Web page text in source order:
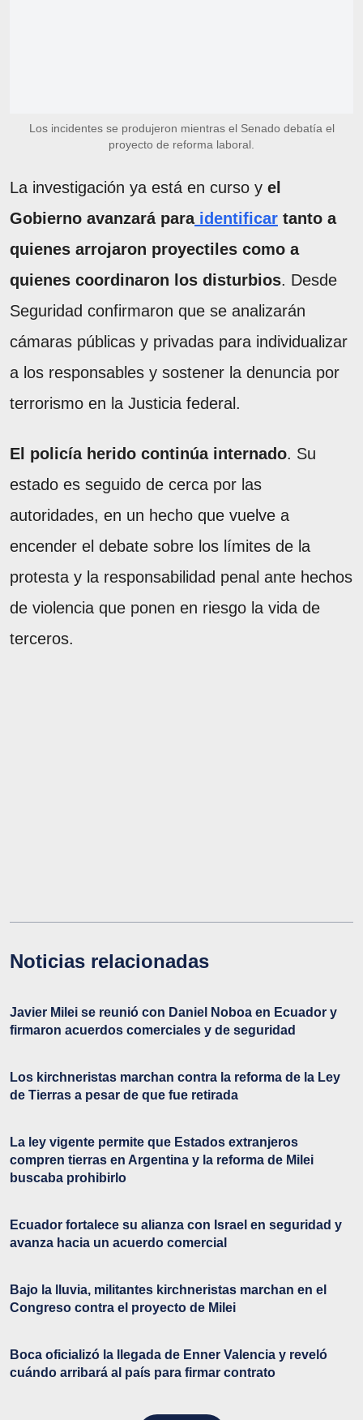
Los incidentes se produjeron mientras el Senado debatía el
proyecto de reforma laboral.
La investigación ya está en curso y el
Gobierno avanzará paraidentificar tanto a
quienes arrojaron proyectiles como a
quienes coordinaron los disturbios. Desde
Seguridad confirmaron que se analizarán
cámaras públicas y privadas para individualizar
a los responsables y sostener la denuncia por
terrorismo en la Justicia federal.
El policía herido continúa internado. Su
estado es seguido de cerca por las
autoridades, en un hecho que vuelve a
encender el debate sobre los límites de la
protesta y la responsabilidad penal ante hechos
de violencia que ponen en riesgo la vida de
terceros.
Noticias relacionadas
Javier Milei se reunió con Daniel Noboa en Ecuador y
firmaron acuerdos comerciales y de seguridad
Los kirchneristas marchan contra la reforma de la Ley
de Tierras a pesar de que fue retirada
La ley vigente permite que Estados extranjeros
compren tierras en Argentina y la reforma de Milei
buscaba prohibirlo
Ecuador fortalece su alianza con Israel en seguridad y
avanza hacia un acuerdo comercial
Bajo la lluvia, militantes kirchneristas marchan en el
Congreso contra el proyecto de Milei
Boca oficializó la llegada de Enner Valencia y reveló
cuándo arribará al país para firmar contrato